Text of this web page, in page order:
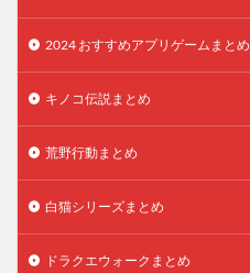
2024 おすすめアプリゲームまとめ
キノコ伝説まとめ
荒野行動まとめ
白猫シリーズまとめ
ドラクエウォークまとめ